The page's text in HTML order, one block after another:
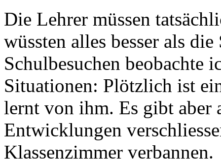
Die Lehrer müssen
wüssten alles besser als
Schulbesuchen beobachte
Situationen: Plötzlich ist
lernt von ihm. Es gibt aber
Entwicklungen
Klassenzimmer verbannen.